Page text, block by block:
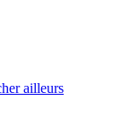
ailleurs